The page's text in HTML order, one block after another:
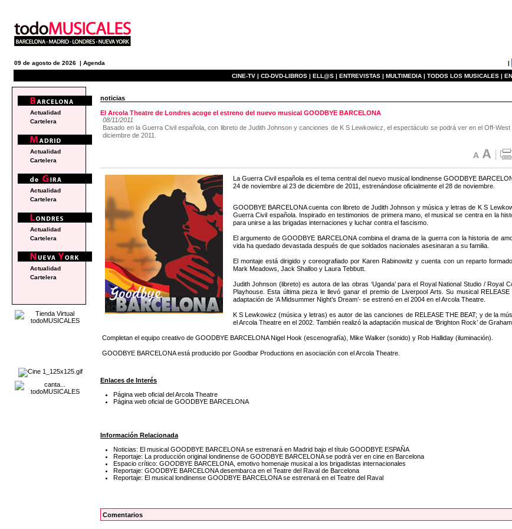
09 de agosto de 2026 | Agenda |
CINE-TV | CD-DVD-LIBROS | ELL@S | ENTREVISTAS | MULTIMEDIA | TODOS LOS MUSICALES |
noticias
El Arcola Theatre de Londres acoge el estreno del nuevo musical GOODBYE BARCELONA
08/11/2011
Basado en la Guerra Civil española, con libreto de Judith Johnson y canciones de K S Lewkowicz, el espectáculo se podrá ver en el Off-
diciembre de 2011.
La Guerra Civil española es el tema central del nuevo musical londinense GOODBYE
24 de noviembre al 23 de diciembre de 2011, estrenándose oficialmente el 28 de noviembre.
GOODBYE BARCELONA cuenta con libreto de Judith Johnson y música y letras de K S
Guerra Civil española. Inspirado en testimonios de primera mano, el musical se centra en la
para unirse a las brigadas internaciones y luchar contra el fascismo.
El argumento de GOODBYE BARCELONA combina el drama de la guerra con la historia de
vida ha quedado devastada después de que soldados nacionales asesinaran a su familia.
El montaje está dirigido y coreografiado por Karen Rabinowitz y cuenta con un reparto
Mark Meadows, Jack Shalloo y Laura Tebbutt.
Judith Johnson (libreto) es autora de las obras ‘Uganda’ para el Royal National Studio / Royal
Playhouse. Esta última pieza le llevó ganar el premio de Liverpool Arts. Su musical
adaptación de ‘A Midsummer Night’s Dream’- se estrenó en el 2004 en el Arcola Theatre.
K S Lewkowicz (música y letras) es autor de las canciones de RELEASE THE BEAT; y de la
el Arcola Theatre en el 2002. También realizó la adaptación musical de ‘Brighton Rock’ de
Completan el equipo creativo de GOODBYE BARCELONA Nigel Hook (escenografía), Mike Walker (sonido) y Rob Halliday (iluminación).
GOODBYE BARCELONA está producido por Goodbar Productions en asociación con el Arcola Theatre.
Enlaces de Interés
Página web oficial del Arcola Theatre
Página web oficial de GOODBYE BARCELONA
Información Relacionada
Noticias: El musical GOODBYE BARCELONA se estrenará en Madrid bajo el título GOODBYE ESPAÑA
Reportaje: La producción original londinense de GOODBYE BARCELONA se podrá ver en cine en Barcelona
Espacio crítico: GOODBYE BARCELONA, emotivo homenaje musical a los brigadistas internacionales
Reportaje: GOODBYE BARCELONA desembarca en el Teatre del Raval de Barcelona
Reportaje: El musical londinense GOODBYE BARCELONA se estrenará en el Teatre del Raval
Comentarios
Actualidad
Cartelera
Actualidad
Cartelera
Actualidad
Cartelera
Actualidad
Cartelera
Actualidad
Cartelera